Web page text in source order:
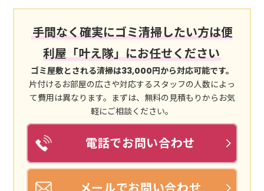
手間なく確実にゴミ清掃したい方は便
利屋「叶え隊」にお任せください
ゴミ屋敷とされる清掃は33,000円から対応可能です。
片付けるお部屋の広さや対応するスタッフの人数によっ
て費用は異なります。まずは、無料の見積もりからお気
軽にご相談ください。
電話でお問い合わせ